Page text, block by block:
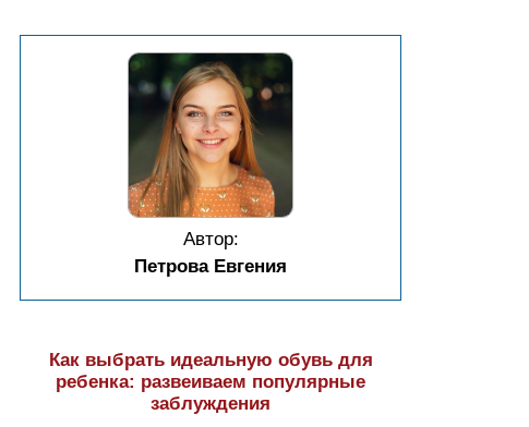
Автор:
Петрова Евгения
Как выбрать идеальную обувь для
ребенка: развеиваем популярные
заблуждения